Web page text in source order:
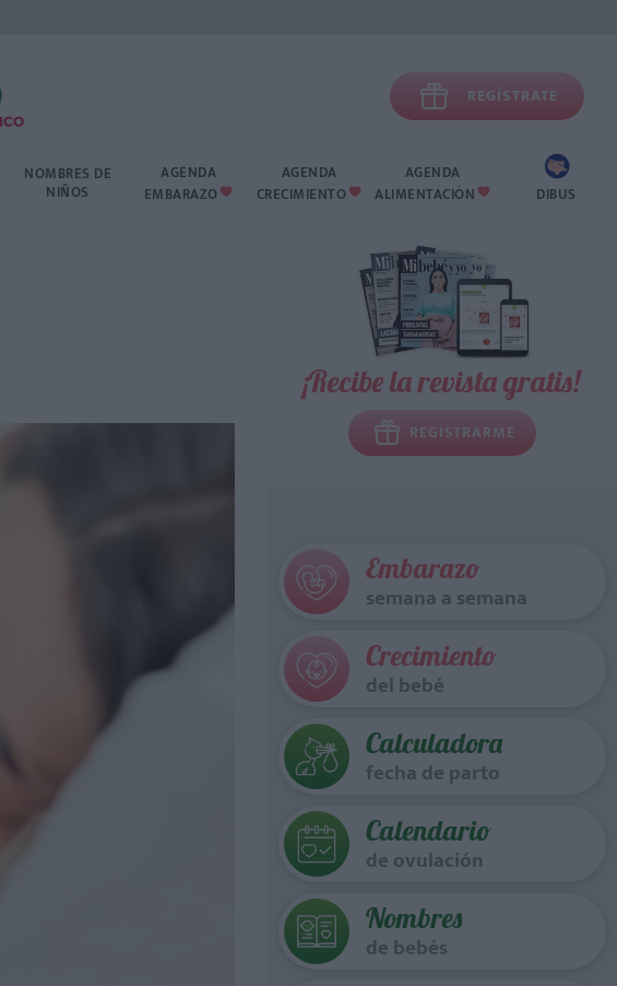
 REGÍSTRATE
NOMBRES DE
NIÑOS
AGENDA
EMBARAZO 
AGENDA
CRECIMIENTO 
AGENDA
ALIMENTACIÓN  DIBUS
¡Recibe la revista gratis!
REGISTRARME
Embarazo
semana a semana
Crecimiento
del bebé
Calculadora
fecha de parto
Calendario
de ovulación
Nombres
de bebés